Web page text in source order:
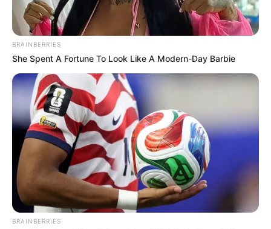
3. Salah satu masalah saat memakai kaos adalah
terkesan membosankan. Agar itu tak terjadi, pakai
perhiasan seperti kalung panjang kayak gini nih
BRAINBERRIES
She Spent A Fortune To Look Like A Modern-Day Barbie
BRAINBERRIES